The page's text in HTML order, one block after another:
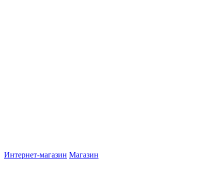
Интернет-магазин Магазин